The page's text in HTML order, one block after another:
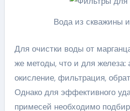
Вода из скважины
Для очистки воды от
же методы, что и для железа:
окисление, фильтрация,
Однако для эффективного
примесей необходимо